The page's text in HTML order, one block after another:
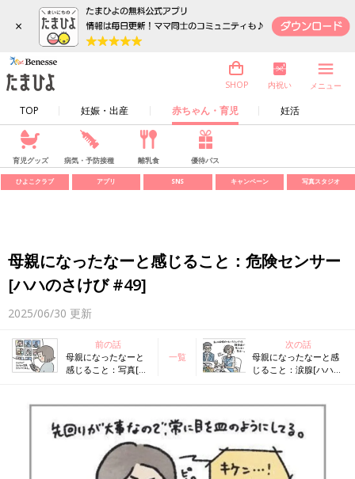
×
TOP 妊娠・出産 赤ちゃん・育児 妊活
SHOP 内祝い メニュー
育児グッズ 病気・予防接種 離乳食 優待パス
ひよこクラブ アプリ SNS キャンペーン 写真スタジオ
母親になったなーと感じること：危険センサー
[ハハのさけび #49]
2025/06/30 更新
前の話
母親になったなーと
感じること：写真[ハ
一覧
次の話
母親になったなーと感
じること：涙腺[ハハの